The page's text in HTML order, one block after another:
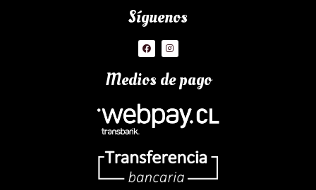
Síguenos
Medios de pago